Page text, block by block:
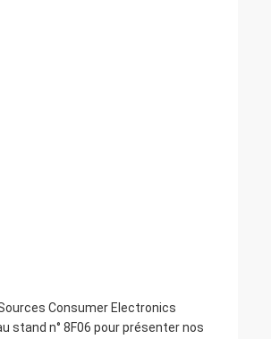
Consumer Electronics
stand n° 8F06 pour présenter nos